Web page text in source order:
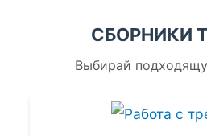
СБОРНИКИ
Выбирай